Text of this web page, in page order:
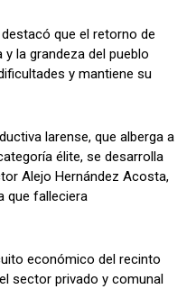
que el retorno de
la grandeza del pueblo
y mantiene su
larense, que alberga a
élite, se desarrolla
Alejo Hernández Acosta,
que falleciera
económico del recinto
sector privado y comunal